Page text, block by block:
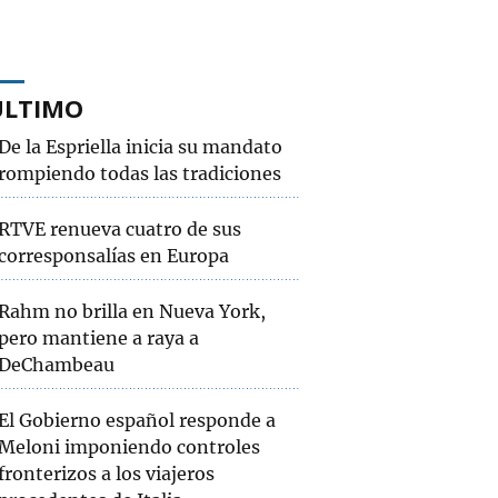
la Espriella inicia su mandato
todas las tradiciones
renueva cuatro de sus
en Europa
no brilla en Nueva York,
mantiene a raya a
Gobierno español responde a
imponiendo controles
a los viajeros